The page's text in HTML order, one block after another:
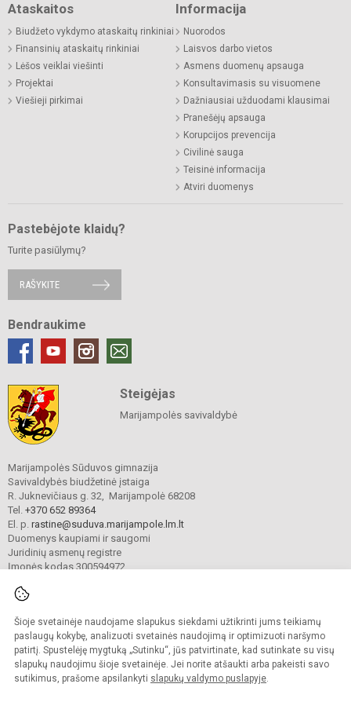
Šioje svetainėje naudojame slapukus siekdami užtikrinti jums teikiamų
paslaugų kokybę, analizuoti svetainės naudojimą ir optimizuoti naršymo
patirtį. Spustelėję mygtuką „Sutinku“, jūs patvirtinate, kad sutinkate su visų
slapukų naudojimu šioje svetainėje. Jei norite atšaukti arba pakeisti savo
sutikimus, prašome apsilankyti slapukų valdymo puslapyje.
Ataskaitos
Biudžeto vykdymo ataskaitų rinkiniai
Finansinių ataskaitų rinkiniai
Lėšos veiklai viešinti
Projektai
Viešieji pirkimai
Informacija
Nuorodos
Laisvos darbo vietos
Asmens duomenų apsauga
Konsultavimasis su visuomene
Dažniausiai užduodami klausimai
Pranešėjų apsauga
Korupcijos prevencija
Civilinė sauga
Teisinė informacija
Atviri duomenys
Pastebėjote klaidų?
Turite pasiūlymų?
RAŠYKITE
Bendraukime
Steigėjas
Marijampolės savivaldybė
Marijampolės Sūduvos gimnazija
Savivaldybės biudžetinė įstaiga
R. Juknevičiaus g. 32, Marijampolė 68208
Tel. +370 652 89364
El. p. rastine@suduva.marijampole.lm.lt
Duomenys kaupiami ir saugomi
Juridinių asmenų registre
Įmonės kodas 300594972
© 2024. Marijampolės Sūduvos gimnazija. Visos teisės saugomos.
Kopijuoti turinį be raštiško įstaigos administracijos sutikimo griežtai draudžiama.
Prieinamumo paraiška Slapukų valdymas
Sumanus būdas atnaujinti